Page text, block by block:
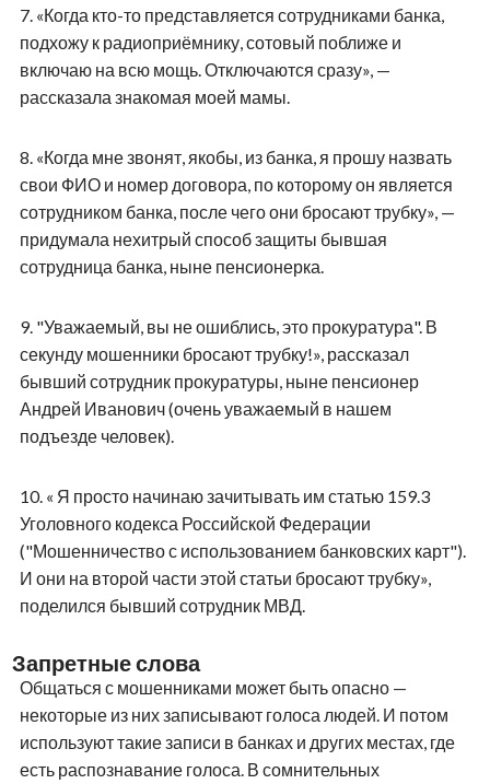
7. «Когда кто-то представляется сотрудниками банка,
подхожу к радиоприёмнику, сотовый поближе и
включаю на всю мощь. Отключаются сразу», —
рассказала знакомая моей мамы.
8. «Когда мне звонят, якобы, из банка, я прошу назвать
свои ФИО и номер договора, по которому он является
сотрудником банка, после чего они бросают трубку», —
придумала нехитрый способ защиты бывшая
сотрудница банка, ныне пенсионерка.
9. "Уважаемый, вы не ошиблись, это прокуратура". В
секунду мошенники бросают трубку!», рассказал
бывший сотрудник прокуратуры, ныне пенсионер
Андрей Иванович (очень уважаемый в нашем
подъезде человек).
10. « Я просто начинаю зачитывать им статью 159.3
Уголовного кодекса Российской Федерации
("Мошенничество с использованием банковских карт").
И они на второй части этой статьи бросают трубку»,
поделился бывший сотрудник МВД.
Запретные слова
Общаться с мошенниками может быть опасно —
некоторые из них записывают голоса людей. И потом
используют такие записи в банках и других местах, где
есть распознавание голоса. В сомнительных